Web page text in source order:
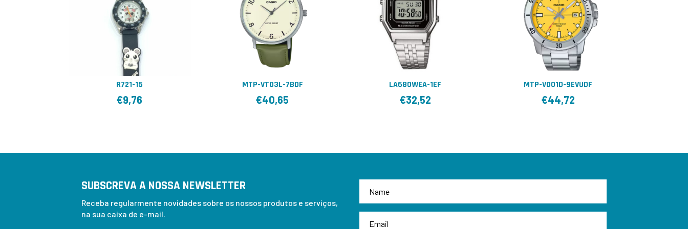
R721-15
€9,76
MTP-VT03L-7BDF
€40,65
LA680WEA-1EF
€32,52
MTP-VD01D-9EVUDF
€44,72
SUBSCREVA A NOSSA NEWSLETTER
Receba regularmente novidades sobre os nossos produtos e serviços,
na sua caixa de e-mail.